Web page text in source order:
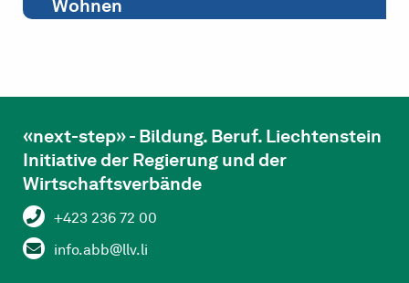
Wohnen
«next-step» - Bildung. Beruf. Liechtenstein
Initiative der Regierung und der
Wirtschaftsverbände
+423 236 72 00
info.abb@llv.li